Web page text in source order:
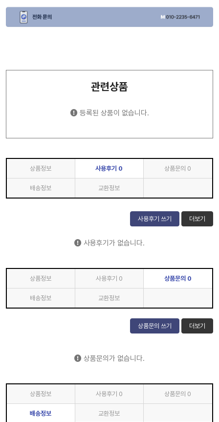
관련상품
등록된 상품이 없습니다.
상품정보 사용후기 0 상품문의 0
배송정보 교환정보
사용후기 쓰기 더보기
사용후기가 없습니다.
상품정보 사용후기 0 상품문의 0
배송정보 교환정보
상품문의 쓰기 더보기
상품문의가 없습니다.
상품정보 사용후기 0 상품문의 0
배송정보 교환정보